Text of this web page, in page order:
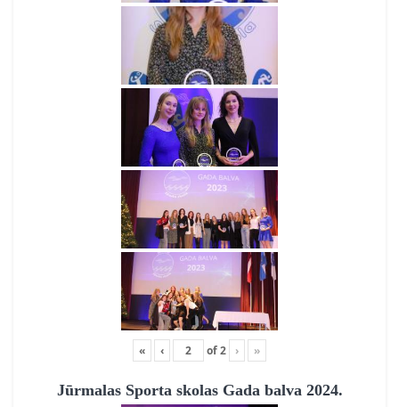
« ‹ of2 › »
Jūrmalas Sporta skolas Gada balva 2024.